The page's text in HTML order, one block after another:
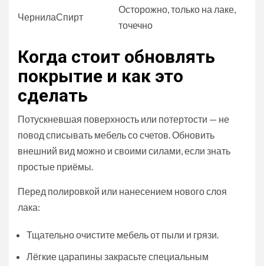
ЧернилаСпирт
Осторожно, только на лаке,
точечно
Когда стоит обновлять
покрытие и как это
сделать
Потускневшая поверхность или потертости — не
повод списывать мебель со счетов. Обновить
внешний вид можно и своими силами, если знать
простые приёмы.
Перед полировкой или нанесением нового слоя
лака:
Тщательно очистите мебель от пыли и грязи.
Лёгкие царапины закрасьте специальным